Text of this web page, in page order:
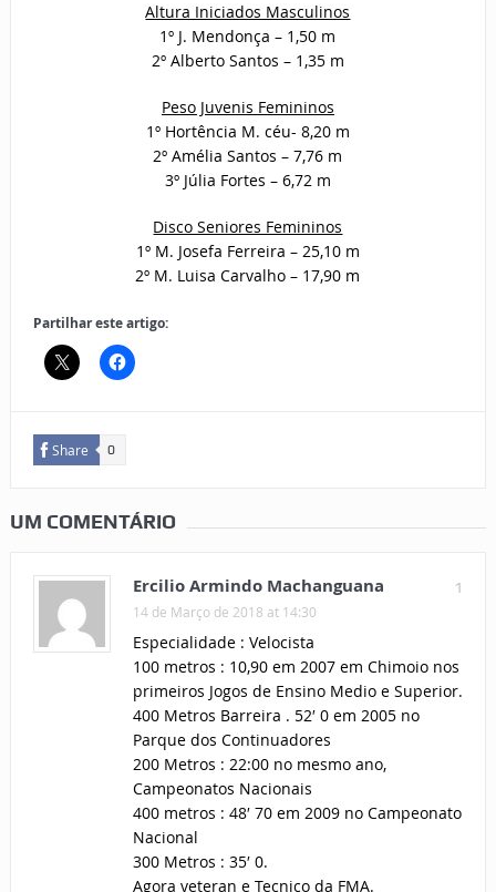
Altura Iniciados Masculinos
1º J. Mendonça – 1,50 m
2º Alberto Santos – 1,35 m
Peso Juvenis Femininos
1º Hortência M. céu- 8,20 m
2º Amélia Santos – 7,76 m
3º Júlia Fortes – 6,72 m
Disco Seniores Femininos
1º M. Josefa Ferreira – 25,10 m
2º M. Luisa Carvalho – 17,90 m
Partilhar este artigo:
Share 0
UM COMENTÁRIO
1
Ercilio Armindo Machanguana
14 de Março de 2018 at 14:30
Especialidade : Velocista
100 metros : 10,90 em 2007 em Chimoio nos
primeiros Jogos de Ensino Medio e Superior.
400 Metros Barreira . 52′ 0 em 2005 no
Parque dos Continuadores
200 Metros : 22:00 no mesmo ano,
Campeonatos Nacionais
400 metros : 48′ 70 em 2009 no Campeonato
Nacional
300 Metros : 35′ 0.
Agora veteran e Tecnico da FMA.